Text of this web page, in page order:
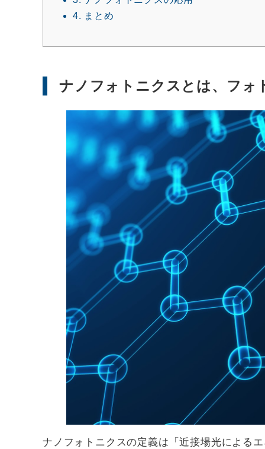
4. まとめ
ナノフォトニクスとは、フォ
ナノフォトニクスの定義は「近接場光による